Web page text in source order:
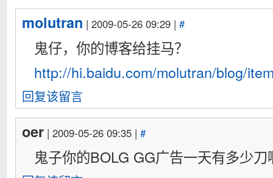
molutran | 2009-05-26 09:29 | #
鬼仔，你的博客给挂马？
http://hi.baidu.com/molutran/blog/
回复该留言
oer | 2009-05-26 09:35 | #
鬼子你的BOLG GG广告一天有多少刀